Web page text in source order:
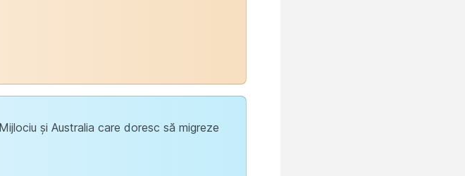
și Australia care doresc să migreze